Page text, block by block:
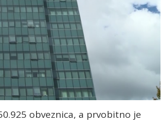
obveznica, a prvobitno je